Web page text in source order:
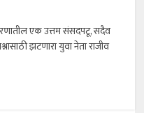
एक उत्तम संसदपटू, सदैव
झटणारा युवा नेता राजीव